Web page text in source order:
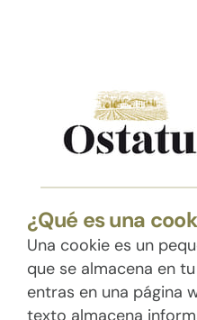
¿Qué es una
Una cookie es un
que se almacena en
entras en una página
texto almacena